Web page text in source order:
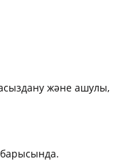
және ашулы,